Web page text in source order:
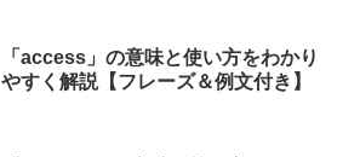
「access」の意味と使い方をわかり
やすく解説【フレーズ＆例文付き】